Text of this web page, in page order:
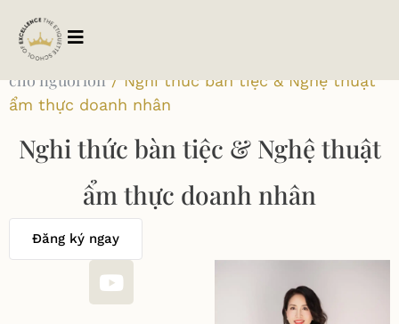
Trang chủ
cho người lớn/ Nghi thức bàn tiệc & Nghệ thuật
ẩm thực doanh nhân
Nghi thức bàn tiệc & Nghệ thuật
ẩm thực doanh nhân
Đăng ký ngay